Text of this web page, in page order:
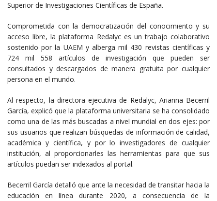
Superior de Investigaciones Científicas de España.
Comprometida con la democratización del conocimiento y su
acceso libre, la plataforma Redalyc es un trabajo colaborativo
sostenido por la UAEM y alberga mil 430 revistas científicas y
724 mil 558 artículos de investigación que pueden ser
consultados y descargados de manera gratuita por cualquier
persona en el mundo.
Al respecto, la directora ejecutiva de Redalyc, Arianna Becerril
García, explicó que la plataforma universitaria se ha consolidado
como una de las más buscadas a nivel mundial en dos ejes: por
sus usuarios que realizan búsquedas de información de calidad,
académica y científica, y por lo investigadores de cualquier
institución, al proporcionarles las herramientas para que sus
artículos puedan ser indexados al portal.
Becerril García detalló que ante la necesidad de transitar hacia la
educación en línea durante 2020, a consecuencia de la